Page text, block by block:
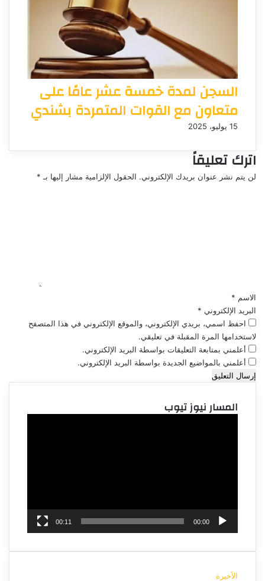
السجن لمدة خمسة عشر عامًا على
متعاون مع القوات المتمردة بشندي
15 يوليو، 2025
اترك تعليقاً
لن يتم نشر عنوان بريدك الإلكتروني. الحقول الإلزامية مشار إليها بـ *
الاسم *
البريد الإلكتروني *
احفظ اسمي، بريدي الإلكتروني، والموقع الإلكتروني في هذا المتصفح
لاستخدامها المرة المقبلة في تعليقي.
أعلمني بمتابعة التعليقات بواسطة البريد الإلكتروني.
أعلمني بالمواضيع الجديدة بواسطة البريد الإلكتروني.
المسار نيوز تيوب
00:00
00:11
الأخيرة